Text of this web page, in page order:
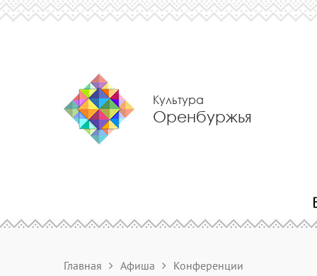
Культура
Оренбуржья
Главная Афиша Конференции